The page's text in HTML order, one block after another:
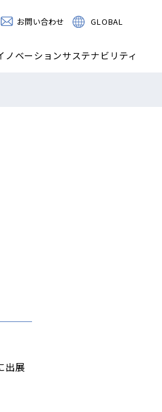
お問い合わせ GLOBAL
ノベーションサステナビリティ
出展